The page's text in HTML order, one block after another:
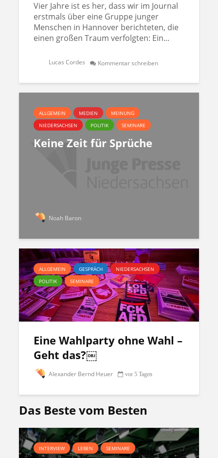
Vier Jahre ist es her, dass wir im Journal
erstmals über eine Gruppe junger
Menschen in Hannover berichteten, die
einen großen Traum verfolgten: Ein...
Lucas Cordes Kommentar schreiben
ALLGEMEIN MEDIEN
MEINUNG
NIEDERSACHSEN
POLITIK SEMINARE
Keine Zeit für Sprüche
Noah Baron
ALLGEMEIN GESPRÄCH
NIEDERSACHSEN
POLITIK
SEMINARE
Eine Wahlparty ohne Wahl –
Geht das?￼
Alexander Bernd Heuer vor 5 Tagen
Das Beste vom Besten
INTERVIEW LEBEN SEMINARE